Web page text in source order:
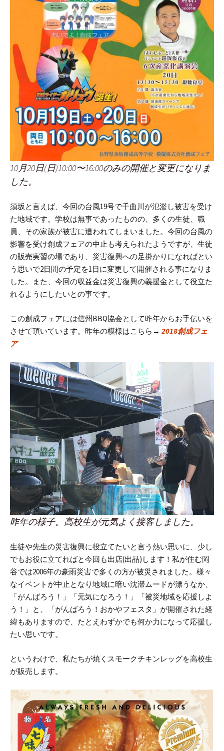
10月20日(日)10:00〜16:00のみの開催と変更になりま
した。
須坂と言えば、今回の台風19号で千曲川が氾濫し被害を受け
た地域です。学校は無事であったものの、多くの生徒、職
員、その家族が被害に遭われてしまいました。 今回の台風の
影響を受け創成フェアの中止も考えられたようですが、生徒
の販売実習の場であり、災害復興への足掛かりになればとい
う思いで2日間の予定を1日に変更して開催される事になりま
した。
また、今回の収益金は災害復興の義援金として役立た
れるようにしたいとの事です。
この創成フェアには信州BBQ協会として昨年からお手伝いを
させて頂いています。昨年の模様はこちら→ 2018創成フェ
ア
昨年の様子。高校生が元気よく接客しました。
生徒や先生の災害復興に役立てたいと言う熱い思いに、少し
でもお役に立てればと今回も出店(出品)します！ 私が住む岡
谷では2006年の豪雨災害で多くの方が被災されました。様々
なイベントが中止となり地域に暗い沈滞ムードが漂うなか、
「がんばろう！」「元気になろう！」「被災地域を応援しよ
う！」と、「がんばろう！おかやフェスタ」が開催された経
緯もありますので、たとえわずかでも何か力になって応援し
たい思いです。
というわけで、私たちが焼くスモークチキンレッグを高校生
が販売します。